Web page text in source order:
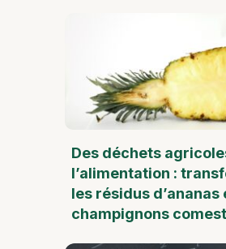
Des déchets
l’alimentation :
les résidus d’ananas
champignons